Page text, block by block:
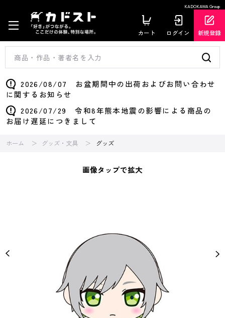
KADOKAWA Group
カート ログイン 新規登録
2026/08/07 お盆期間中の出荷およびお問い合わせ
に関するお知らせ
2026/07/29 令和8年熊本地震の影響による商品の
お届け遅延につきまして
ホーム グッズ・文具 グッズ
画像タップで拡大